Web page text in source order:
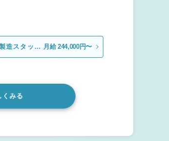
造スタッ
月給 244,000円〜
くみる